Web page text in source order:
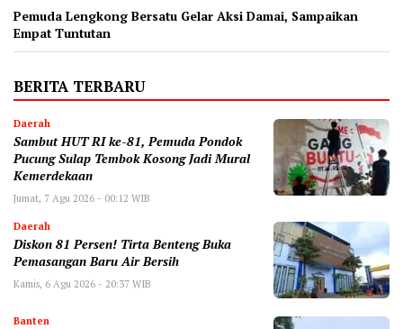
Pemuda Lengkong Bersatu Gelar Aksi Damai, Sampaikan
Empat Tuntutan
BERITA TERBARU
Daerah
Sambut HUT RI ke-81, Pemuda Pondok
Pucung Sulap Tembok Kosong Jadi Mural
Kemerdekaan
Jumat, 7 Agu 2026 - 00:12 WIB
Daerah
Diskon 81 Persen! Tirta Benteng Buka
Pemasangan Baru Air Bersih
Kamis, 6 Agu 2026 - 20:37 WIB
Banten